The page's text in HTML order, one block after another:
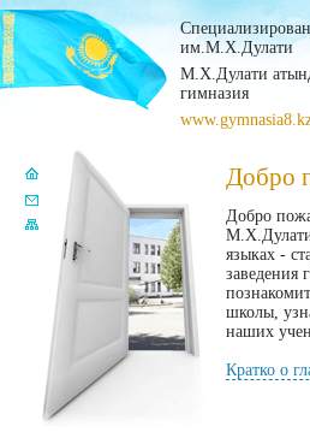
им.М.Х.Дулати
М.Х.Дулати
гимназия
Добро
Добро
М.Х.Дулати
языках -
школы,
наших
Кратко о